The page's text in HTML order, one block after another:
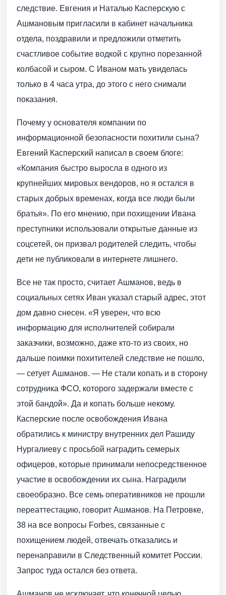
следствие. Евгения и Наталью Касперскую с
Ашмановым пригласили в кабинет начальника
отдела, поздравили и предложили отметить
счастливое событие водкой с крупно порезанной
колбасой и сыром. С Иваном мать увиделась
только в 4 часа утра, до этого с него снимали
показания.
Почему у основателя компании по
информационной безопасности похитили сына?
Евгений Касперский написал в своем блоге:
«Компания быстро выросла в одного из
крупнейших мировых вендоров, но я остался в
старых добрых временах, когда все люди были
братья». По его мнению, при похищении Ивана
преступники использовали открытые данные из
соцсетей, он призвал родителей следить, чтобы
дети не публиковали в интернете лишнего.
Все не так просто, считает Ашманов, ведь в
социальных сетях Иван указал старый адрес, этот
дом давно снесен. «Я уверен, что всю
информацию для исполнителей собирали
заказчики, возможно, даже кто-то из своих, но
дальше поимки похитителей следствие не пошло,
— сетует Ашманов. — Не стали копать и в сторону
сотрудника ФСО, которого задержали вместе с
этой бандой». Да и копать больше некому.
Касперские после освобождения Ивана
обратились к министру внутренних дел Рашиду
Нургалиеву с просьбой наградить семерых
офицеров, которые принимали непосредственное
участие в освобождении их сына. Наградили
своеобразно. Все семь оперативников не прошли
переаттестацию, говорит Ашманов. На Петровке,
38 на все вопросы Forbes, связанные с
похищением людей, отвечать отказались и
перенаправили в Следственный комитет России.
Запрос туда остался без ответа.